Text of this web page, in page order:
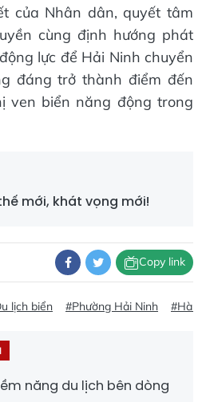
của Nhân dân, quyết tâm
cùng định hướng phát
lực để Hải Ninh chuyển
đáng trở thành điểm đến
ven biển năng động trong
mới, khát vọng mới!
Copy link
lịch biển #Phường Hải Ninh #Hà
năng du lịch bên dòng